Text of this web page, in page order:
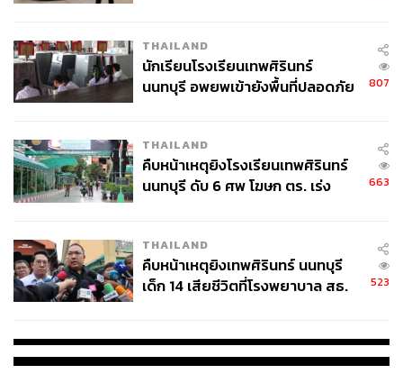
THAILAND
นักเรียนโรงเรียนเทพศิรินทร์
นนทบุรี อพยพเข้ายังพื้นที่ปลอดภัย
807
THAILAND
คืบหน้าเหตุยิงโรงเรียนเทพศิรินทร์
นนทบุรี ดับ 6 ศพ โฆษก ตร. เร่ง
663
THAILAND
คืบหน้าเหตุยิงเทพศิรินทร์ นนทบุรี
เด็ก 14 เสียชีวิตที่โรงพยาบาล สธ.
523